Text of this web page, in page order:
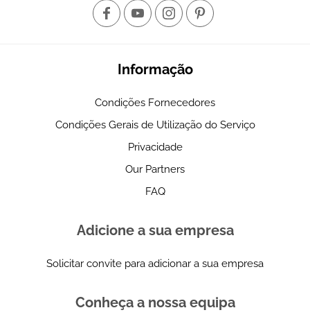
Informação
Condições Fornecedores
Condições Gerais de Utilização do Serviço
Privacidade
Our Partners
FAQ
Adicione a sua empresa
Solicitar convite para adicionar a sua empresa
Conheça a nossa equipa